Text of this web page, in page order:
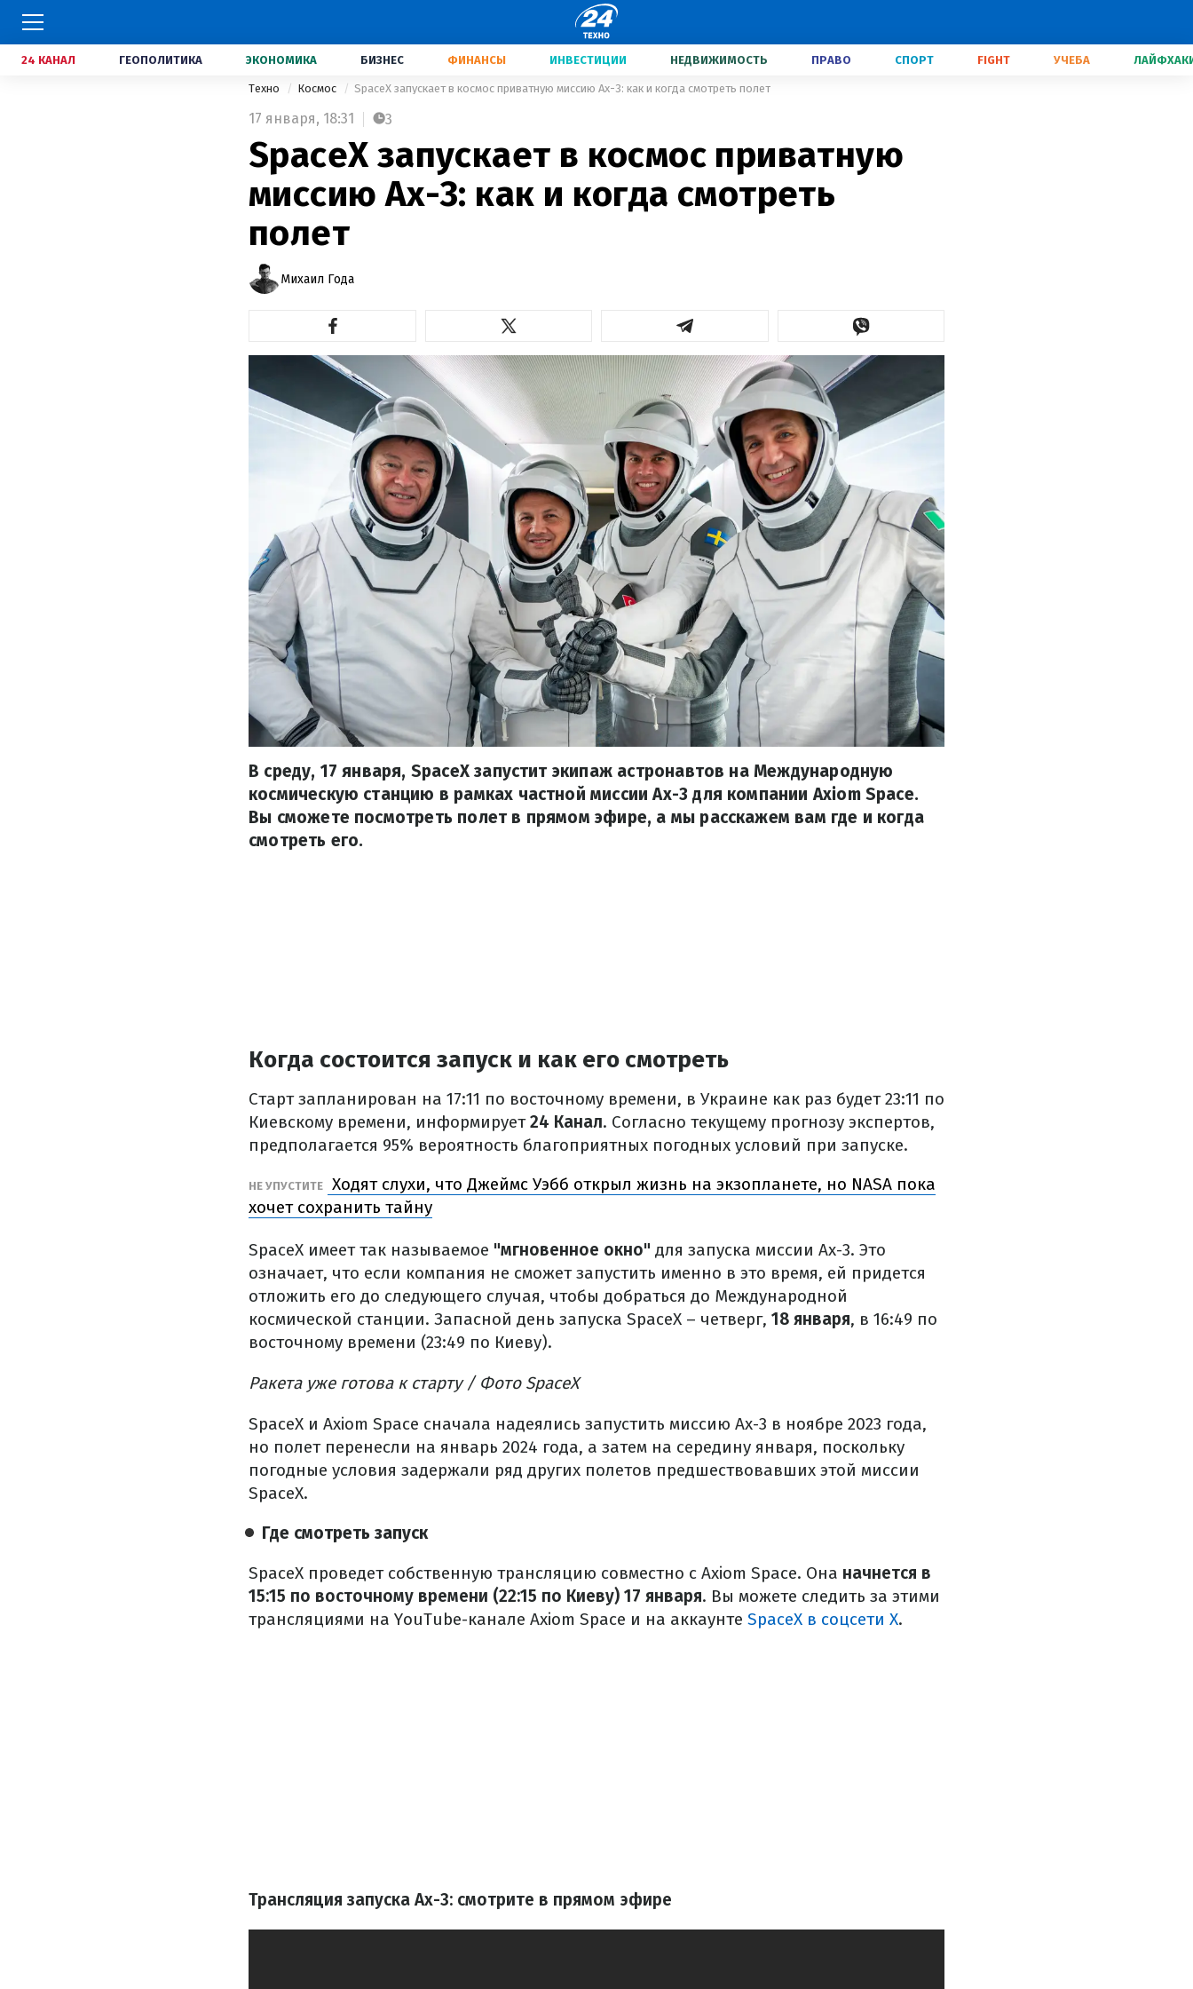
24 КАНАЛ ГЕОПОЛИТИКА ЭКОНОМИКА БИЗНЕС ФИНАНСЫ ИНВЕСТИЦИИ НЕДВИЖИМОСТЬ ПРАВО СПОРТ FIGHT УЧЕБА
Техно Космос SpaceX запускает в космос приватную миссию Ax-3: как и когда смотреть полет
17 января, 18:31 3
SpaceX запускает в космос приватную
миссию Ax-3: как и когда смотреть
полет
Михаил Года
В среду, 17 января, SpaceX запустит экипаж астронавтов на Международную
космическую станцию в рамках частной миссии Ax-3 для компании Axiom Space.
Вы сможете посмотреть полет в прямом эфире, а мы расскажем вам где и когда
смотреть его.
Когда состоится запуск и как его смотреть
Старт запланирован на 17:11 по восточному времени, в Украине как раз будет 23:11 по
Киевскому времени, информирует24 Канал. Согласно текущему прогнозу экспертов,
предполагается 95% вероятность благоприятных погодных условий при запуске.
НЕ УПУСТИТЕ
Ходят слухи, что Джеймс Уэбб открыл жизнь на экзопланете, но NASA пока
хочет сохранить тайну
SpaceX имеет так называемое "мгновенное окно" для запуска миссии Ax-3. Это
означает, что если компания не сможет запустить именно в это время, ей придется
отложить его до следующего случая, чтобы добраться до Международной
космической станции. Запасной день запуска SpaceX – четверг, 18 января, в 16:49 по
восточному времени (23:49 по Киеву).
Ракета уже готова к старту / Фото SpaceX
SpaceX и Axiom Space сначала надеялись запустить миссию Ax-3 в ноябре 2023 года,
но полет перенесли на январь 2024 года, а затем на середину января, поскольку
погодные условия задержали ряд других полетов предшествовавших этой миссии
SpaceX.
Где смотреть запуск
SpaceX проведет собственную трансляцию совместно с Axiom Space. Она начнется в
15:15 по восточному времени (22:15 по Киеву) 17 января. Вы можете следить за этими
трансляциями на YouTube-канале Axiom Space и на аккаунте SpaceX в соцсети X.
Трансляция запуска Ax-3: смотрите в прямом эфире